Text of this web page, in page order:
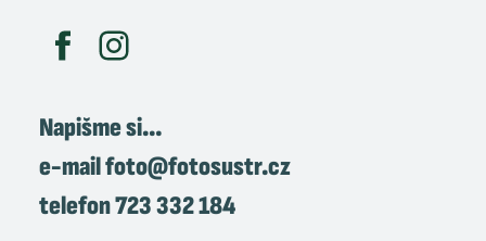
Napišme si…
e-mailfoto@fotosustr.cz
telefon723 332 184